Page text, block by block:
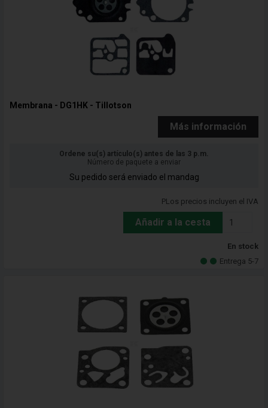
Membrana - DG1HK - Tillotson
Más información
Ordene su(s) artículo(s) antes de las 3 p.m.
Número de paquete a enviar
Su pedido será enviado el mandag
PLos precios incluyen el IVA
Añadir a la cesta
En stock
Entrega 5-7